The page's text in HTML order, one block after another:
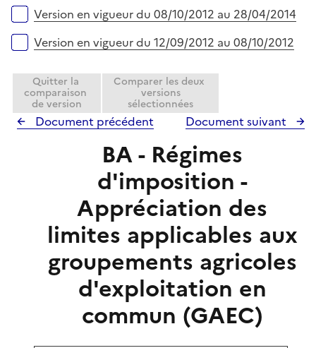
eVersion en vigueur du 08/10/2012 au 28/04/2014
Version en vigueur du 12/09/2012 au 08/10/2012
Quitter la
comparaison
de version
Comparer les deux
versions
sélectionnées
Document précédent Document suivant
BA - Régimes
d'imposition -
Appréciation des
limites applicables aux
groupements agricoles
d'exploitation en
commun (GAEC)